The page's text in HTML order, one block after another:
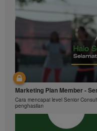
Marketing Plan Member -
Cara mencapai level Senior
penghasilan